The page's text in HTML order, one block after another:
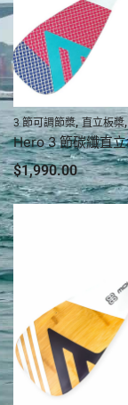
3 節可調節槳,直立板槳,
$1,990.00